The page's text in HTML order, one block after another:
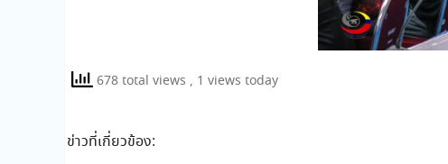
678 total views , 1 views today
ข่าวที่เกี่ยวข้อง: